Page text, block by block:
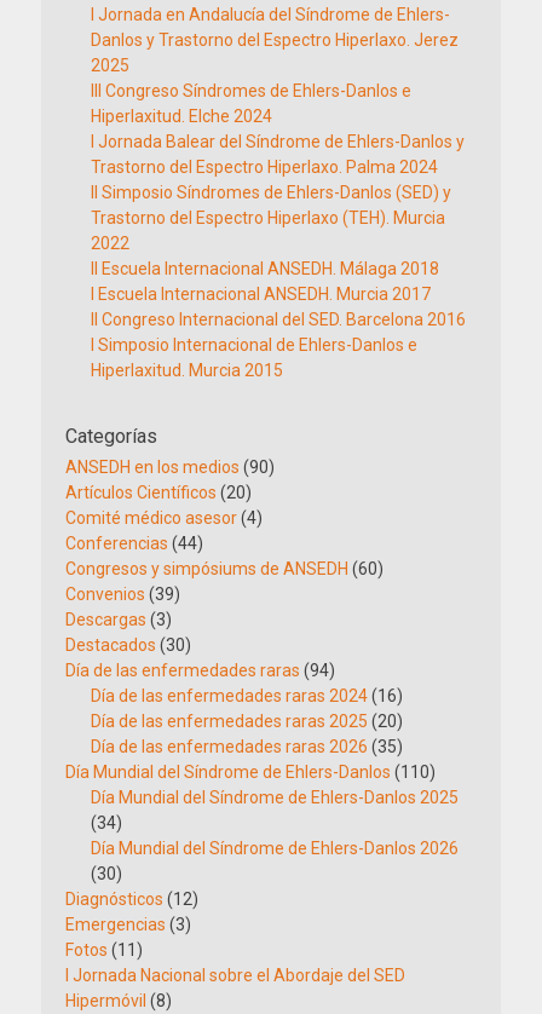
I Jornada en Andalucía del Síndrome de Ehlers-
Danlos y Trastorno del Espectro Hiperlaxo. Jerez
2025
III Congreso Síndromes de Ehlers-Danlos e
Hiperlaxitud. Elche 2024
I Jornada Balear del Síndrome de Ehlers-Danlos y
Trastorno del Espectro Hiperlaxo. Palma 2024
II Simposio Síndromes de Ehlers-Danlos (SED) y
Trastorno del Espectro Hiperlaxo (TEH). Murcia
2022
II Escuela Internacional ANSEDH. Málaga 2018
I Escuela Internacional ANSEDH. Murcia 2017
II Congreso Internacional del SED. Barcelona 2016
I Simposio Internacional de Ehlers-Danlos e
Hiperlaxitud. Murcia 2015
Categorías
ANSEDH en los medios (90)
Artículos Científicos (20)
Comité médico asesor(4)
Conferencias (44)
Congresos y simpósiums de ANSEDH (60)
Convenios (39)
Descargas (3)
Destacados (30)
Día de las enfermedades raras (94)
Día de las enfermedades raras 2024(16)
Día de las enfermedades raras 2025 (20)
Día de las enfermedades raras 2026 (35)
Día Mundial del Síndrome de Ehlers-Danlos (110)
Día Mundial del Síndrome de Ehlers-Danlos 2025
(34)
Día Mundial del Síndrome de Ehlers-Danlos 2026
(30)
Diagnósticos (12)
Emergencias (3)
Fotos (11)
I Jornada Nacional sobre el Abordaje del SED
Hipermóvil (8)